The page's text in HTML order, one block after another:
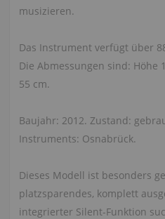
musizieren.
Das Instrument verfügt über
Die Abmessungen sind: Höhe
55 cm.
Baujahr: 2012. Zustand:
Instruments: Osnabrück.
Dieses Modell ist besonders
platzsparendes, komplett
integrierter Silent-Funktion